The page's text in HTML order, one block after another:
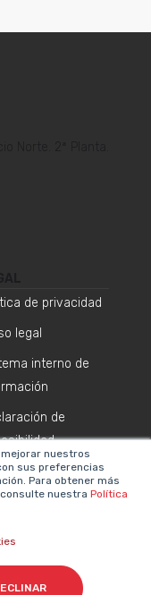
nuestros
sus preferencias
Para obtener más
nuestra Política
de privacidad
legal
interno de
de
de cookies